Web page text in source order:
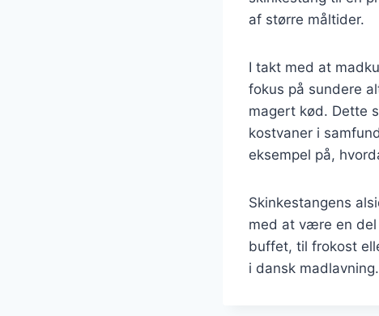
af større måltider.
I takt med at
fokus på sundere
magert kød. Dette
kostvaner i
eksempel på,
Skinkestangens
med at være en del
buffet, til frokost
i dansk madlavning.